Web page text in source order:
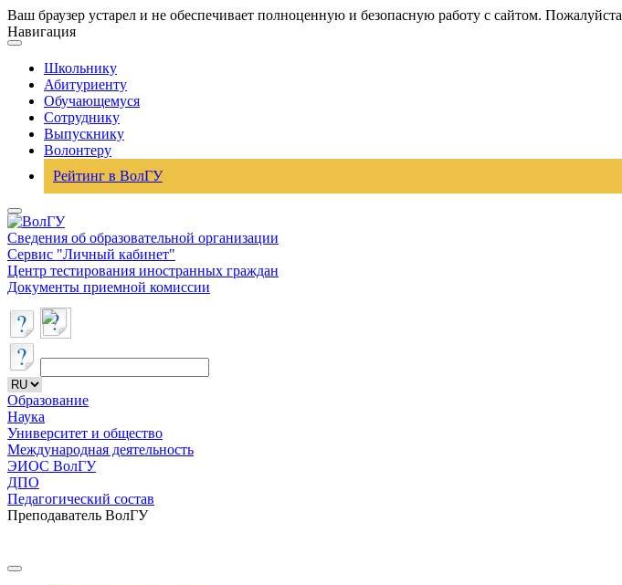
Ваш браузер устарел и не обеспечивает полноценную и безопасную работу с сайтом. Пожалуйста
Навигация
Школьнику
Абитуриенту
Обучающемуся
Сотруднику
Выпускнику
Волонтеру
Рейтинг в ВолГУ
Сведения об образовательной организации
Сервис "Личный кабинет"
Центр тестирования иностранных граждан
Документы приемной комиссии
Образование
Наука
Университет и общество
Международная деятельность
ЭИОС ВолГУ
ДПО
Педагогический состав
Преподаватель ВолГУ